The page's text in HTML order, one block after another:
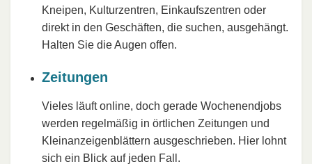
Kneipen, Kulturzentren, Einkaufszentren oder
direkt in den Geschäften, die suchen, ausgehängt.
Halten Sie die Augen offen.
Zeitungen
Vieles läuft online, doch gerade Wochenendjobs
werden regelmäßig in örtlichen Zeitungen und
Kleinanzeigenblättern ausgeschrieben. Hier lohnt
sich ein Blick auf jeden Fall.